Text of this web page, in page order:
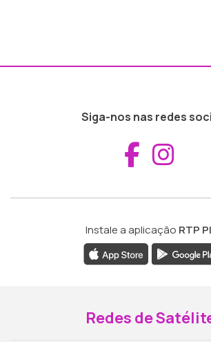
Siga-nos nas redes
Instale a aplicação RTP
Redes de